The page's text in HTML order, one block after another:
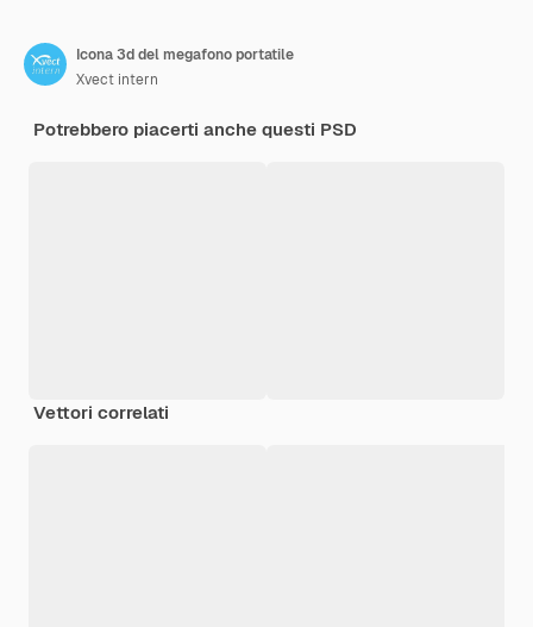
Icona 3d del megafono portatile
Xvect intern
Potrebbero piacerti anche questi PSD
Vettori correlati